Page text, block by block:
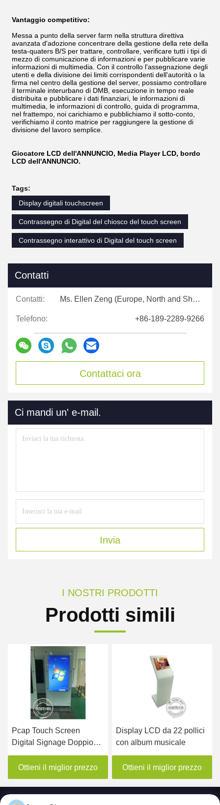
Vantaggio competitivo:
Messa a punto della server farm nella struttura direttiva
avanzata d'adozione concentrare della gestione della rete della
testa-quaters B/S per trattare, controllare, verificare tutti i tipi di
mezzo di comunicazione di informazioni e per pubblicare varie
informazioni di multimedia. Con il controllo l'assegnazione degli
utenti e della divisione dei limiti corrispondenti dell'autorità o la
firma nel centro della gestione del server, possiamo controllare
il terminale interurbano di DMB, esecuzione in tempo reale
distribuita e pubblicare i dati finanziari, le informazioni di
multimedia, le informazioni di controllo, guida di programma,
nel frattempo, noi carichiamo e pubblichiamo il sotto-conto,
verifichiamo il conto matrice per raggiungere la gestione di
divisione del lavoro semplice.
Giocatore LCD dell'ANNUNCIO, Media Player LCD, bordo
LCD dell'ANNUNCIO.
Tags:
Display digitali touchscreen
Contrassegno di Digital del chiosco del touch screen
Contrassegno interattivo di Digital del touch screen
Contatti
Contatti: Ms. Ellen Zeng (Europe, North and Shouth America)
Telefono: +86-189-2289-9266
Contattaci ora
Ci mandi un' e-mail.
Invia
I NOSTRI PRODOTTI
Prodotti simili
prezzo
Display LCD da 22 pollici
con album musicale
Ottieni il miglior prezzo
Profili in alluminio
touch screen Digital
signage Led screen
Display 500cd/M2
Luminosità
Ottieni il miglior